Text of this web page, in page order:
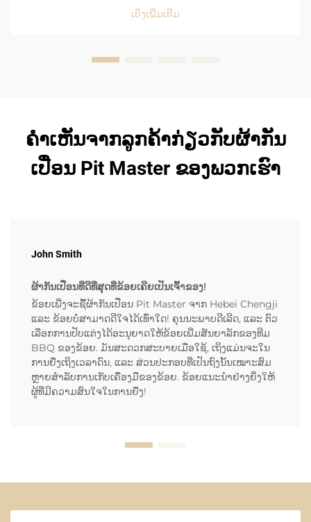
ຝ້າຍຝ້າຍຝ້າຍຝ້າຍຝ້າຍຝ້າຍຝ້າຍຝ້າຍຝ້າຍຝ້າຍຝ້າຍຝ້າຍຝ້າຍ
ຝ້າຍຝ້າຍຝ້າຍຝ້າຍຝ້າຍຝ້າຍຝ້າຍຝ້າຍຝ້າຍຝ້າຍຝ້າຍຝ້າຍຝ້າຍ
ຝ້າຍຝ້າຍຝ້າຍຝ້າຍຝ້າຍຝ້າຍຝ້າຍຝ້າຍຝ້າຍຝ້າຍຝ້າຍຝ້າຍຝ້າຍ
ເບິ່ງເພີ່ມເຕີມ
ຄຳເຫັນຈາກລູກຄ້າກ່ຽວກັບຜ້າກັນ
ເປື່ອນ Pit Master ຂອງພວກເຮົາ
John Smith
ຜ້າກັນເປື່ອນທີ່ດີທີ່ສຸດທີ່ຂ້ອຍເຄີຍເປັນເຈົ້າຂອງ!
ຂ້ອຍເພີ່ງຈະຊື້ຜ້າກັນເປື່ອນ Pit Master ຈາກ Hebei Chengji
ແລະ ຂ້ອຍບໍ່ສາມາດດີໃຈໄດ້ເທົ່າໃດ! ຄຸນນະພາບດີເລີດ, ແລະ ຕົວ
ເລືອກການປັບແຕ່ງໄດ້ອະນຸຍາດໃຫ້ຂ້ອຍເພີ່ມສັນຍາລັກຂອງທີມ
BBQ ຂອງຂ້ອຍ. ມັນສະດວກສະບາຍເມື່ອໃຊ້, ເຖິງແມ່ນຈະໃນ
ການຍື່ງເຖິງເວລາດົນ, ແລະ ສ່ວນປະກອບທີ່ເປັນຖົງນັ້ນເໝາະສົມ
ຫຼາຍສຳລັບການເກັບເຄື່ອງມືຂອງຂ້ອຍ. ຂ້ອຍແນະນຳຢ່າງຍິ່ງໃຫ້
ຜູ້ທີ່ມີຄວາມສົນໃຈໃນການຍື່ງ!